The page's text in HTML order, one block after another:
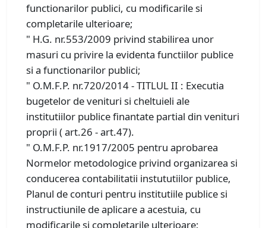
functionarilor publici, cu modificarile si
completarile ulterioare;
" H.G. nr.553/2009 privind stabilirea unor
masuri cu privire la evidenta functiilor publice
si a functionarilor publici;
" O.M.F.P. nr.720/2014 - TITLUL II : Executia
bugetelor de venituri si cheltuieli ale
institutiilor publice finantate partial din venituri
proprii ( art.26 - art.47).
" O.M.F.P. nr.1917/2005 pentru aprobarea
Normelor metodologice privind organizarea si
conducerea contabilitatii instututiilor publice,
Planul de conturi pentru institutiile publice si
instructiunile de aplicare a acestuia, cu
modificarile si completarile ulterioare;